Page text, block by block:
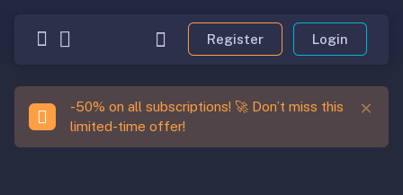
Register Login
-50% on all subscriptions! 🚀 Don’t miss this
limited-time offer!